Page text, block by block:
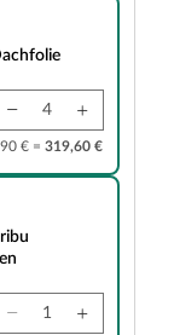
€ = 319,60 €